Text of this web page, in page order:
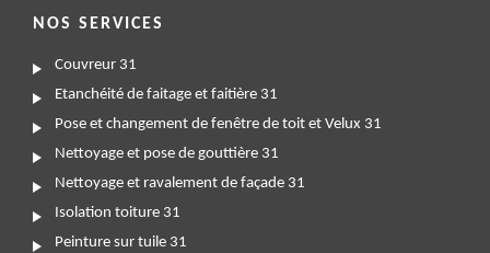
NOS SERVICES
Couvreur 31
Etanchéité de faitage et faitière 31
Pose et changement de fenêtre de toit et Velux 31
Nettoyage et pose de gouttière 31
Nettoyage et ravalement de façade 31
Isolation toiture 31
Peinture sur tuile 31